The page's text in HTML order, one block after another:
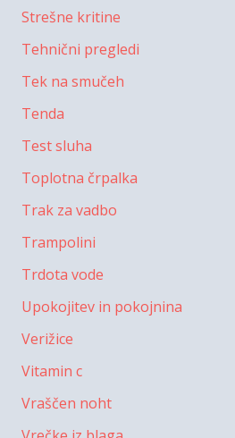
Strešne kritine
Tehnični pregledi
Tek na smučeh
Tenda
Test sluha
Toplotna črpalka
Trak za vadbo
Trampolini
Trdota vode
Upokojitev in pokojnina
Verižice
Vitamin c
Vraščen noht